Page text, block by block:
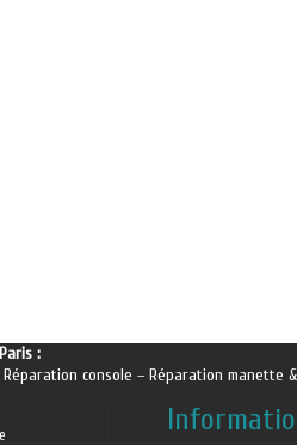
:
Réparation console – Réparation manette &